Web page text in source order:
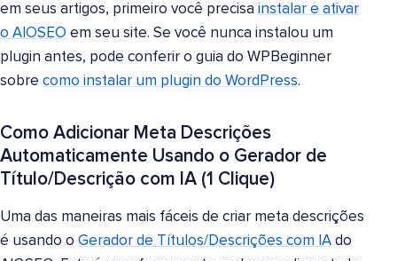
em seus artigos, primeiro você precisa instalar e ativar
o AIOSEO em seu site. Se você nunca instalou um
plugin antes, pode conferir o guia do WPBeginner
sobre como instalar um plugin do WordPress.
Como Adicionar Meta Descrições
Automaticamente Usando o Gerador de
Título/Descrição com IA (1 Clique)
Uma das maneiras mais fáceis de criar meta descrições
é usando o Gerador de Títulos/Descrições com IA do